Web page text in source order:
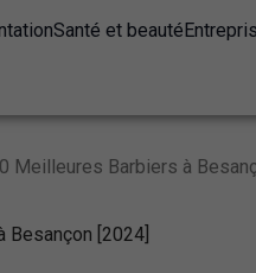
Santé et beauté
Meilleures Barbiers à